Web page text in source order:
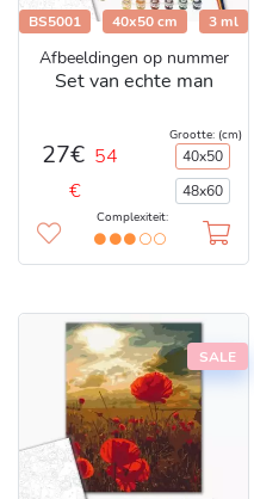
BS5001 40x50 cm 3 ml
Afbeeldingen op nummer
Set van echte man
27€ 54
€
Grootte: (cm)
40x50
48x60
Complexiteit:
SALE